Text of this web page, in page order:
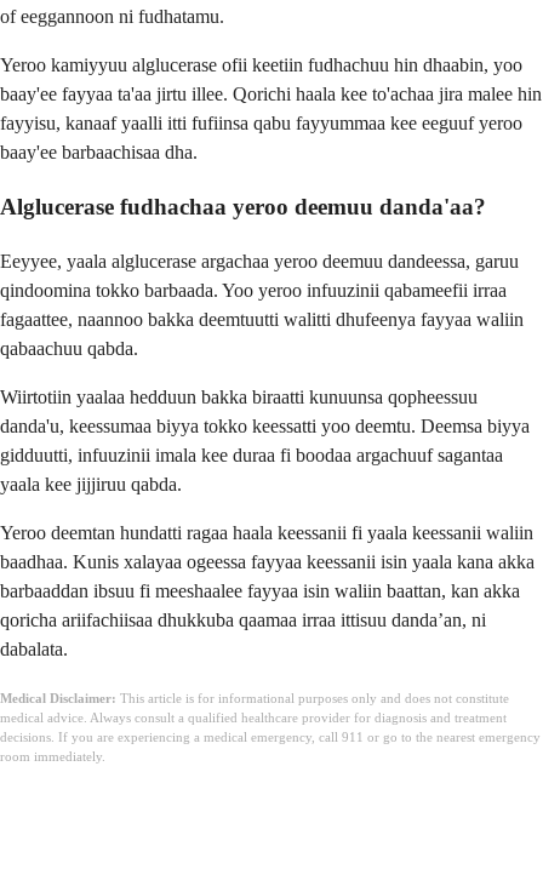
of eeggannoon ni fudhatamu.
Yeroo kamiyyuu alglucerase ofii keetiin fudhachuu hin dhaabin, yoo
baay'ee fayyaa ta'aa jirtu illee. Qorichi haala kee to'achaa jira malee hin
fayyisu, kanaaf yaalli itti fufiinsa qabu fayyummaa kee eeguuf yeroo
baay'ee barbaachisaa dha.
Alglucerase fudhachaa yeroo deemuu danda'aa?
Eeyyee, yaala alglucerase argachaa yeroo deemuu dandeessa, garuu
qindoomina tokko barbaada. Yoo yeroo infuuzinii qabameefii irraa
fagaattee, naannoo bakka deemtuutti walitti dhufeenya fayyaa waliin
qabaachuu qabda.
Wiirtotiin yaalaa hedduun bakka biraatti kunuunsa qopheessuu
danda'u, keessumaa biyya tokko keessatti yoo deemtu. Deemsa biyya
gidduutti, infuuzinii imala kee duraa fi boodaa argachuuf sagantaa
yaala kee jijjiruu qabda.
Yeroo deemtan hundatti ragaa haala keessanii fi yaala keessanii waliin
baadhaa. Kunis xalayaa ogeessa fayyaa keessanii isin yaala kana akka
barbaaddan ibsuu fi meeshaalee fayyaa isin waliin baattan, kan akka
qoricha ariifachiisaa dhukkuba qaamaa irraa ittisuu danda’an, ni
dabalata.
Medical Disclaimer: This article is for informational purposes only and does not constitute
medical advice. Always consult a qualified healthcare provider for diagnosis and treatment
decisions. If you are experiencing a medical emergency, call 911 or go to the nearest emergency
room immediately.